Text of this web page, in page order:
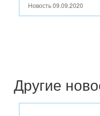
Новость09.09.2020
Другие